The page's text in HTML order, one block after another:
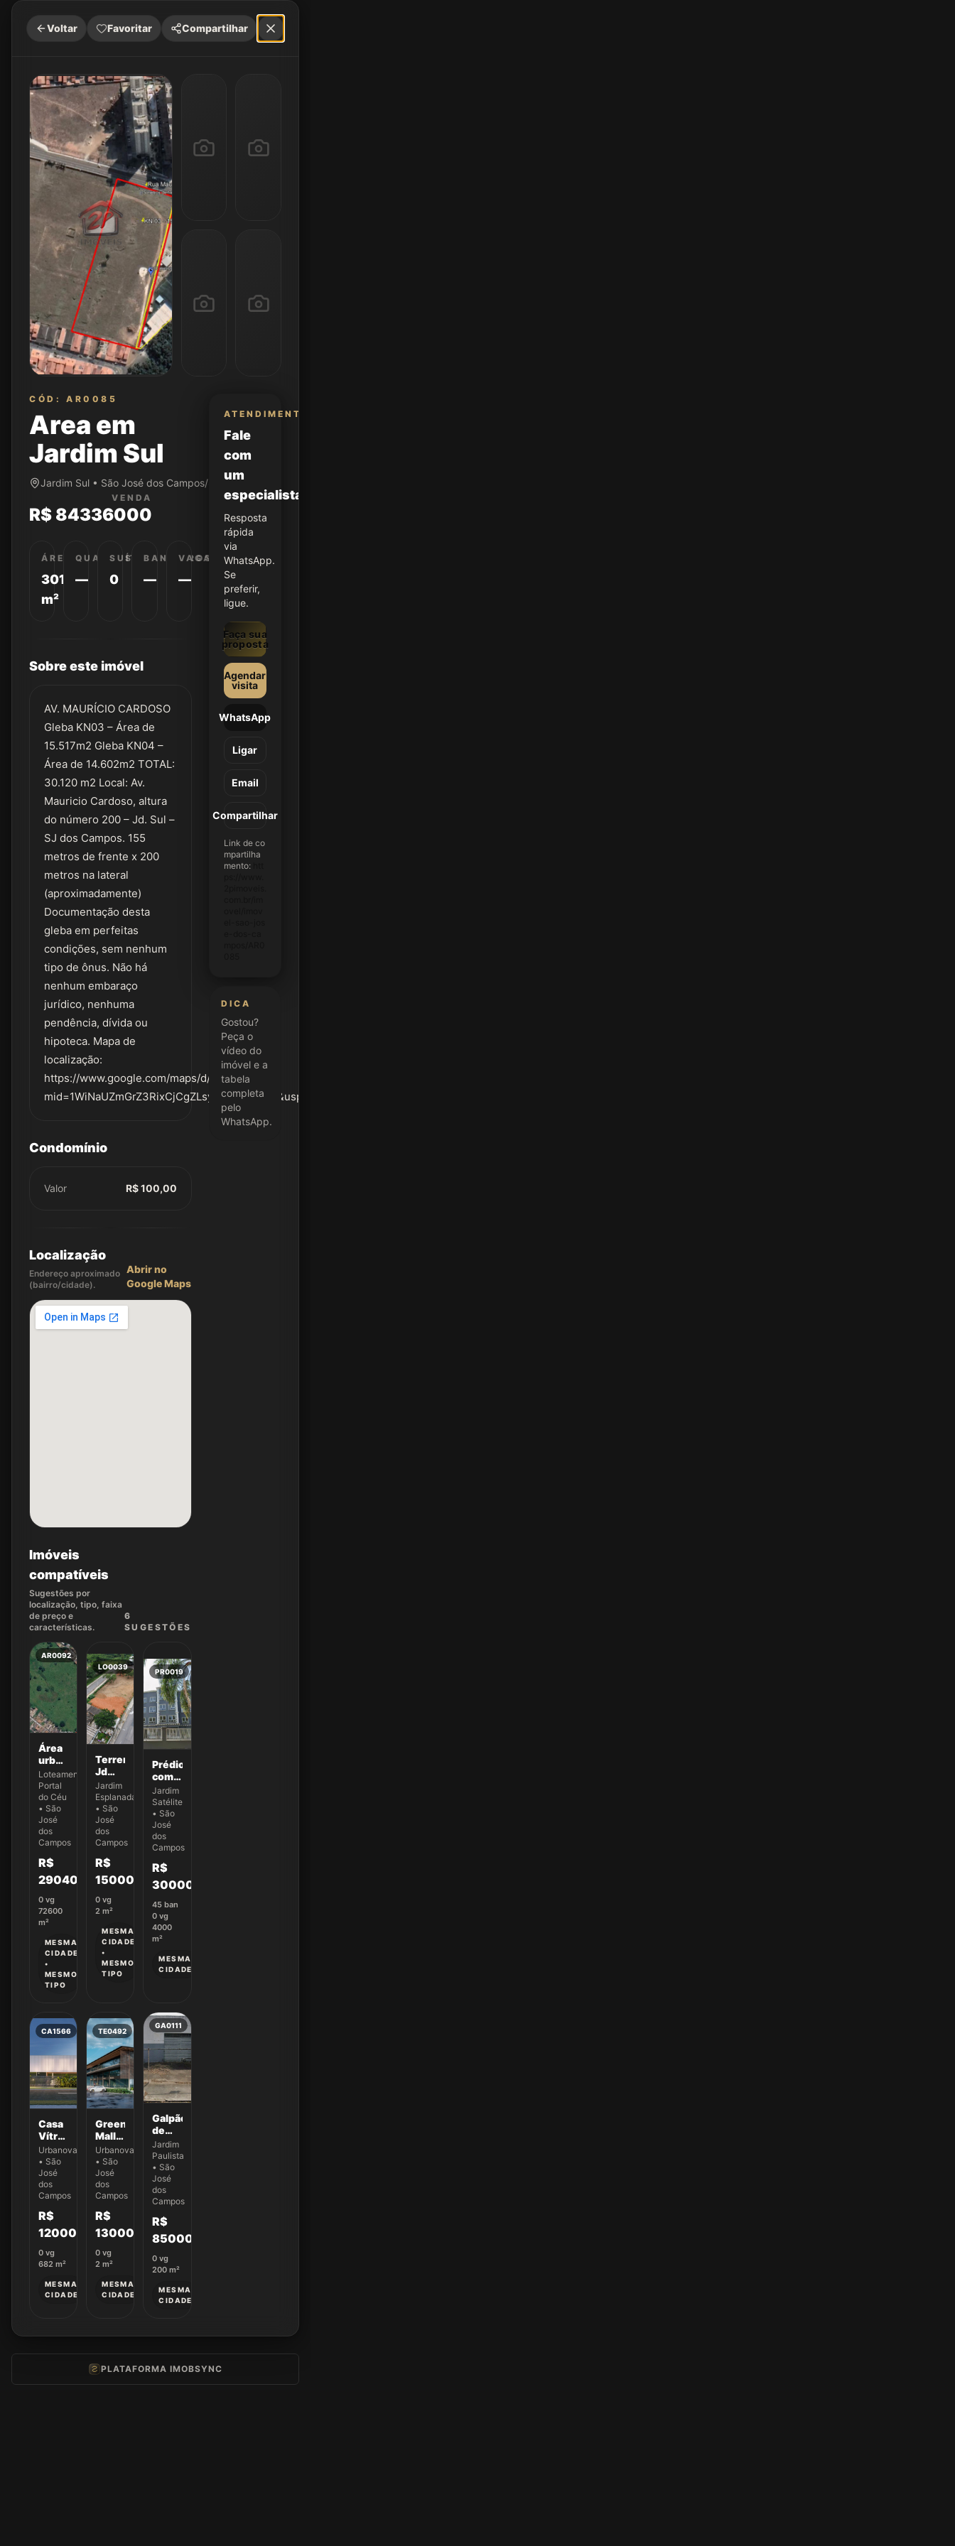
Voltar Favoritar Compartilhar
CÓD: AR0085
Area em
Jardim Sul
Jardim Sul • São José dos Campos/SP
VENDA
R$ 84336000
ÁREA
30120
m²
QUARTOS
—
SUÍTES
0
BANHEIROS
—
VAGAS
—
Sobre este imóvel
AV. MAURÍCIO CARDOSO
Gleba KN03 – Área de
15.517m2 Gleba KN04 –
Área de 14.602m2 TOTAL:
30.120 m2 Local: Av.
Mauricio Cardoso, altura
do número 200 – Jd. Sul –
SJ dos Campos. 155
metros de frente x 200
metros na lateral
(aproximadamente)
Documentação desta
gleba em perfeitas
condições, sem nenhum
tipo de ônus. Não há
nenhum embaraço
jurídico, nenhuma
pendência, dívida ou
hipoteca. Mapa de
localização:
https://www.google.com/maps/d/u/0/edit?
mid=1WiNaUZmGrZ3RixCjCgZLsyVBTvyW9ZM&usp=sharing
Condomínio
Valor R$ 100,00
Localização
Endereço aproximado
(bairro/cidade).
Abrir no
Google Maps
Imóveis
compatíveis
Sugestões por
localização, tipo, faixa
de preço e
características.
6
SUGESTÕES
AR0092
Área
urbana
de
72.600
m² no
Portal
do
Céu /
Novo
Horizonte
Loteamento
Portal
do Céu
• São
José
dos
Campos
R$
29040000
0 vg
72600
m²
MESMA
CIDADE
•
MESMO
TIPO
LO0039
Terreno
Jd
Esplanada
Área
total:
2.344,
72 m²
Jardim
Esplanada
• São
José
dos
Campos
R$
15000000
0 vg
2 m²
MESMA
CIDADE
•
MESMO
TIPO
PR0019
Prédio
com
45
salas
e
lojas
comerciais
no
Jardim
Satélite
Jardim
Satélite
• São
José
dos
Campos
R$
30000000
45 ban
0 vg
4000
m²
MESMA
CIDADE
CA1566
Casa
Vítrea
localizada
no
cond.
Jardins
Das
Nações
Maldivas
lote
188 -
Stemmi
Ativos
Urbanova
• São
José
dos
Campos
R$
12000000
0 vg
682 m²
MESMA
CIDADE
TE0492
Green
Mall -
Urbanova
Com
o
Projeto
já
aprovado
Urbanova
• São
José
dos
Campos
R$
13000000
0 vg
2 m²
MESMA
CIDADE
GA0111
Galpão
de
200
m² na
Av.
Benedito
Matarazzo
Jardim
Paulista
• São
José
dos
Campos
R$
850000
0 vg
200 m²
MESMA
CIDADE
ATENDIMENTO
Fale
com
um
especialista
Resposta
rápida
via
WhatsApp.
Se
preferir,
ligue.
Faça sua
proposta
Agendar
visita
WhatsApp
Ligar
Email
Compartilhar
Link de co
mpartilha
mento:
DICA
Gostou?
Peça o
vídeo do
imóvel e a
tabela
completa
pelo
WhatsApp.
PLATAFORMA IMOBSYNC